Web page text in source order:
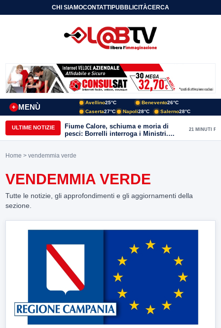
CHI SIAMOCONTATTIPUBBLICITÀCERCA
MENÙ
+
Avellino25°C Benevento26°C
Caserta27°C Napoli28°C Salerno28°C
ULTIME NOTIZIE
Fiume Calore, schiuma e moria di
pesci: Borrelli interroga i Ministri.
“Benevento paga l’assenza del
21 MINUTI FA
Home > vendemmia verde
VENDEMMIA VERDE
Tutte le notizie, gli approfondimenti e gli aggiornamenti della
sezione.